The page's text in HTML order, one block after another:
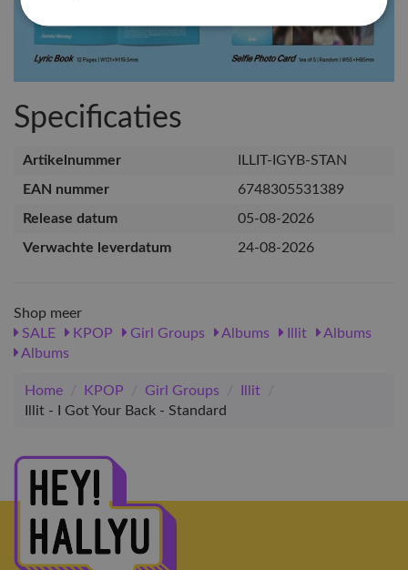
Specificaties
Artikelnummer
ILLIT-IGYB-STAN
EAN nummer
6748305531389
Release datum
05-08-2026
Verwachte leverdatum
24-08-2026
Shop meer
SALE
KPOP Girl Groups Albums Illit
Albums
Albums
Home / KPOP / Girl Groups / Illit
/
Illit - I Got Your Back - Standard